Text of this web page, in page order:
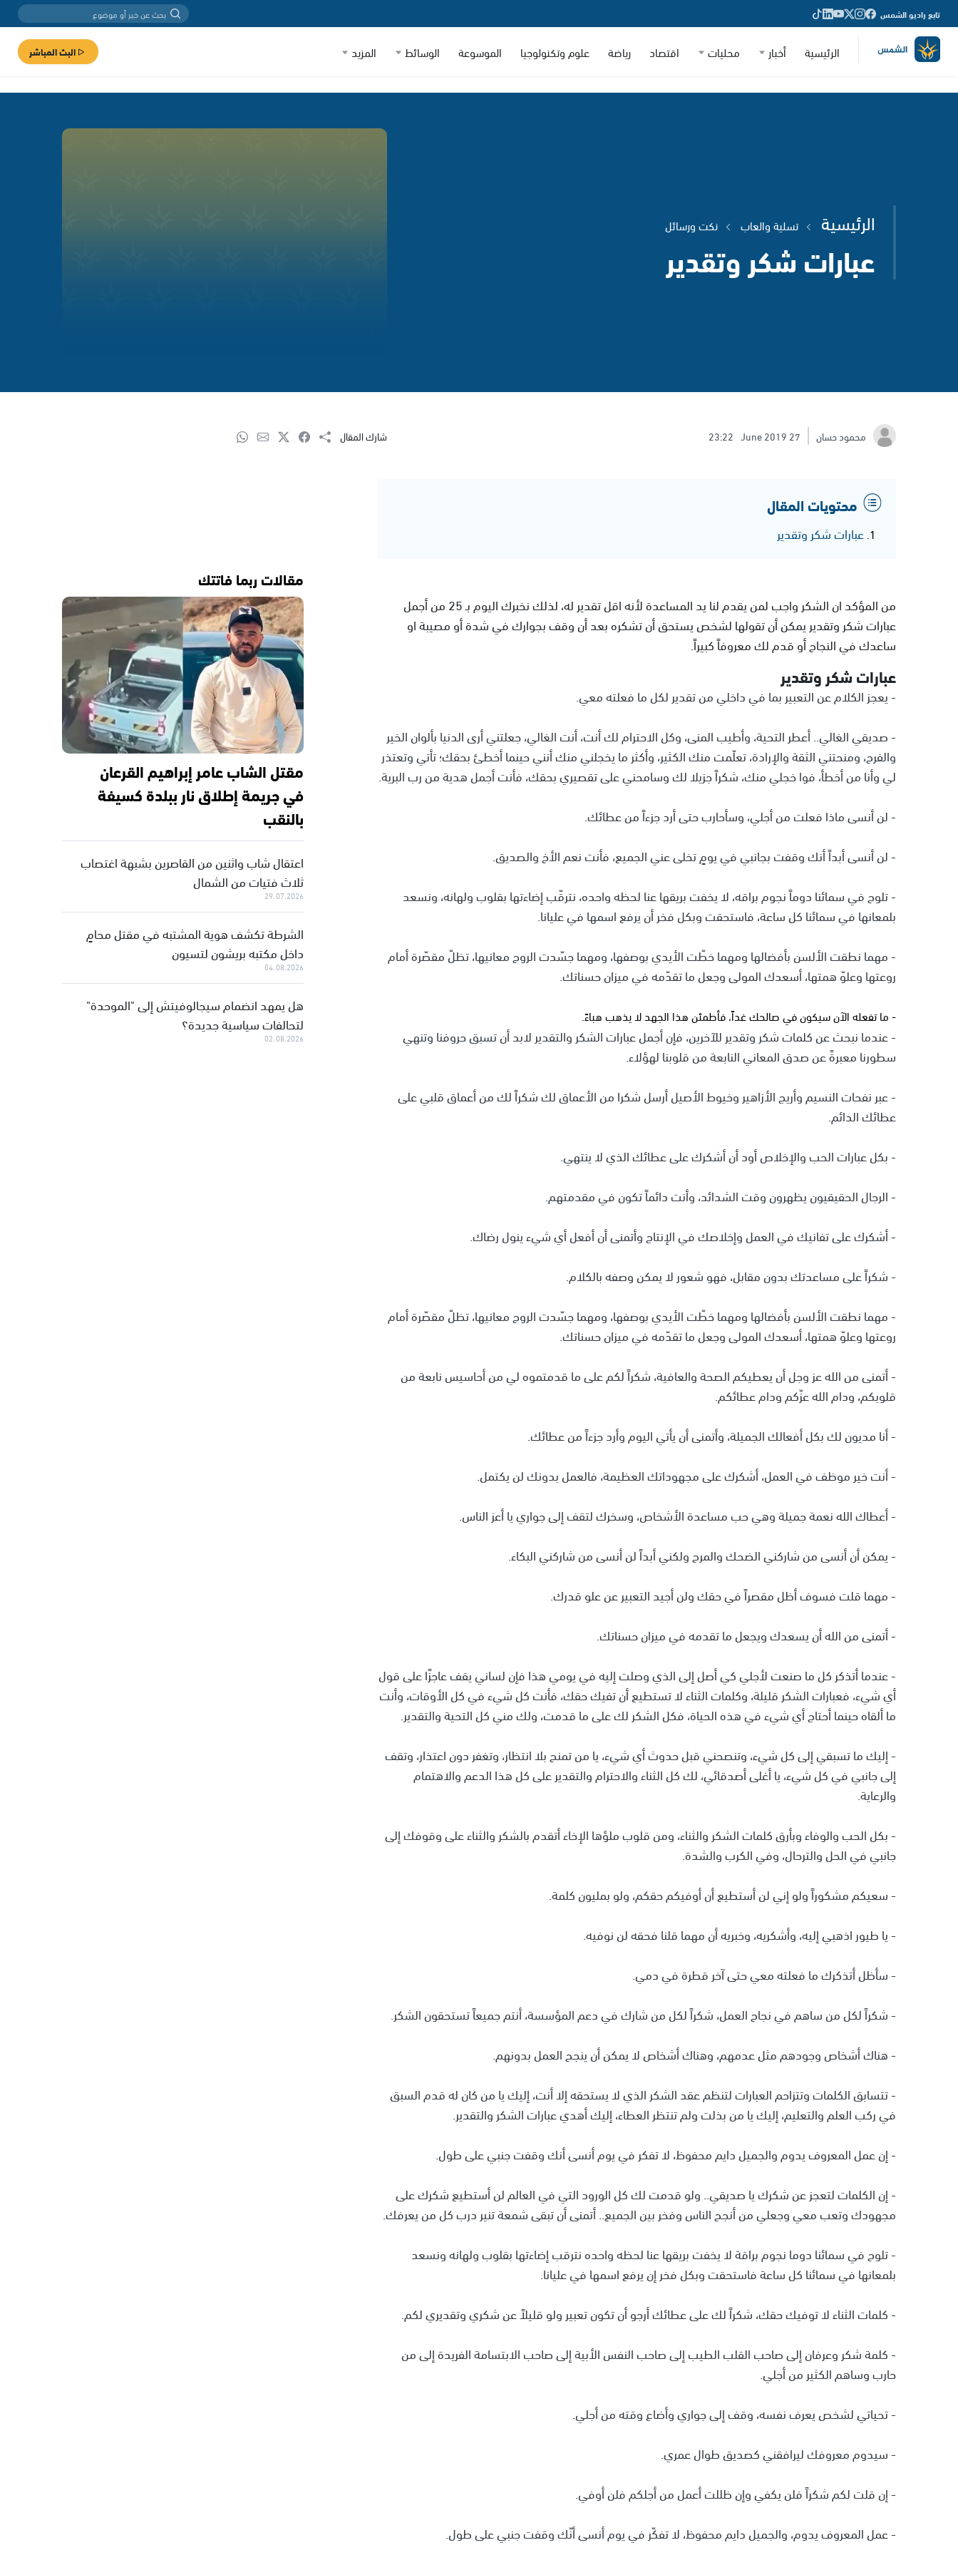
تابع راديو الشمس
الرئيسية أخبار محليات اقتصاد رياضة علوم وتكنولوجيا الموسوعة الوسائط المزيد البث المباشر
الرئيسية تسلية والعاب نكت ورسائل
عبارات شكر وتقدير
محمود حسان 27 June 2019
23:22 شارك المقال
محتويات المقال
عبارات شكر وتقدير
من المؤكد ان الشكر واجب لمن يقدم لنا يد المساعدة لأنه اقل تقدير له، لذلك نخبرك اليوم بـ 25 من أجمل
عبارات شكر وتقدير يمكن أن تقولها لشخص يستحق أن تشكره بعد أن وقف بجوارك في شدة أو مصيبة او
ساعدك في النجاح أو قدم لك معروفاً كبيراً.
عبارات شكر وتقدير
- يعجز الكلام عن التعبير بما في داخلي من تقدير لكل ما فعلته معي.
- صديقي الغالي.. أعطر التحية، وأطيب المنى، وكل الاحترام لك أنت، أنت الغالي، جعلتني أرى الدنيا بألوان الخير
والفرح، ومنحتني الثقة والإرادة، تعلّمت منك الكثير، وأكثر ما يخجلني منك أنني حينما أخطئ بحقك؛ تأتي وتعتذر
لي وأنا من أخطأ، فوا خجلي منك، شكراً جزيلا لك وسامحني على تقصيري بحقك، فأنت أجمل هدية من رب البرية.
- لن أنسى ماذا فعلت من أجلي، وسأحارب حتى أرد جزءاً من عطائك.
- لن أنسى أبداً أنك وقفت بجانبي في يومٍ تخلى عني الجميع، فأنت نعم الأخ والصديق.
- تلوح في سمائنا دوماً نجوم براقه، لا يخفت بريقها عنا لحظه واحده، نترقّب إضاءتها بقلوب ولهانه، ونسعد
بلمعانها في سمائنا كل ساعة، فاستحقت وبكل فخر أن يرفع اسمها في عليانا.
- مهما نطقت الألسن بأفضالها ومهما خطّت الأيدي بوصفها، ومهما جسّدت الروح معانيها، تظلّ مقصّرة أمام
روعتها وعلوّ همتها، أسعدك المولى وجعل ما تقدّمه في ميزان حسناتك.
- ما تفعله الآن سيكون في صالحك غداً، فأطمئن هذا الجهد لا يذهب هباءً.
- عندما نبحث عن كلمات شكر وتقدير للآخرين، فإن أجمل عبارات الشكر والتقدير لابد أن تسبق حروفنا وتنهي
سطورنا معبرةً عن صدق المعاني النابعة من قلوبنا لهؤلاء.
- عبر نفحات النسيم وأريج الأزاهير وخيوط الأصيل أرسل شكرا من الأعماق لك شكراً لك من أعماق قلبي على
عطائك الدائم.
- بكل عبارات الحب والإخلاص أود أن أشكرك على عطائك الذي لا ينتهي.
- الرجال الحقيقيون يظهرون وقت الشدائد، وأنت دائماً تكون في مقدمتهم.
- أشكرك على تفانيك في العمل وإخلاصك في الإنتاج وأتمنى أن أفعل أي شيء ينول رضاك.
- شكراً على مساعدتك بدون مقابل، فهو شعور لا يمكن وصفه بالكلام.
- مهما نطقت الألسن بأفضالها ومهما خطّت الأيدي بوصفها، ومهما جسّدت الروح معانيها، تظلّ مقصّرة أمام
روعتها وعلوّ همتها، أسعدك المولى وجعل ما تقدّمه في ميزان حسناتك.
- أتمنى من الله عز وجل أن يعطيكم الصحة والعافية، شكراً لكم على ما قدمتموه لي من أحاسيس نابعة من
قلوبكم، ودام الله عزّكم ودام عطائكم.
- أنا مديون لك بكل أفعالك الجميلة، وأتمنى أن يأتي اليوم وأرد جزءاً من عطائك.
- أنت خير موظف في العمل، أشكرك على مجهوداتك العظيمة، فالعمل بدونك لن يكتمل.
- أعطاك الله نعمة جميلة وهي حب مساعدة الأشخاص، وسخرك لتقف إلى جواري يا أعز الناس.
- يمكن أن أنسى من شاركني الضحك والمرح ولكني أبداً لن أنسى من شاركني البكاء.
- مهما قلت فسوف أظل مقصراً في حقك ولن أجيد التعبير عن علو قدرك.
- أتمنى من الله أن يسعدك ويجعل ما تقدمه في ميزان حسناتك.
- عندما أتذكر كل ما صنعت لأجلي كي أصل إلى الذي وصلت إليه في يومي هذا فإن لساني يقف عاجزًا على قول
أي شيء، فعبارات الشكر قليلة، وكلمات الثناء لا تستطيع أن تفيك حقك، فأنت كل شيء في كل الأوقات، وأنت
ما ألقاه حينما أحتاج أي شيء في هذه الحياة، فكل الشكر لك على ما قدمت، ولك مني كل التحية والتقدير.
- إليك ما تسبقي إلى كل شيء، وتنصحني قبل حدوث أي شيء، يا من تمنح بلا انتظار، وتغفر دون اعتذار، وتقف
إلى جانبي في كل شيء، يا أغلى أصدقائي، لك كل الثناء والاحترام والتقدير على كل هذا الدعم والاهتمام
والرعاية.
- بكل الحب والوفاء وبأرق كلمات الشكر والثناء، ومن قلوب ملؤها الإخاء أتقدم بالشكر والثناء على وقوفك إلى
جانبي في الحل والترحال، وفي الكرب والشدة.
- سعيكم مشكوراً ولو إني لن أستطيع أن أوفيكم حقكم، ولو بمليون كلمة.
- يا طيور اذهبي إليه، وأشكريه، وخبريه أن مهما قلنا فحقه لن نوفيه.
- سأظل أتذكرك ما فعلته معي حتى آخر قطرة في دمي.
- شكراً لكل من ساهم في نجاح العمل، شكراً لكل من شارك في دعم المؤسسة، أنتم جميعاً تستحقون الشكر.
- هناك أشخاص وجودهم مثل عدمهم، وهناك أشخاص لا يمكن أن ينجح العمل بدونهم.
- تتسابق الكلمات وتتزاحم العبارات لتنظم عقد الشكر الذي لا يستحقه إلا أنت، إليك يا من كان له قدم السبق
في ركب العلم والتعليم، إليك يا من بذلت ولم تنتظر العطاء، إليك أهدي عبارات الشكر والتقدير.
- إن عمل المعروف يدوم والجميل دايم محفوظ، لا تفكر في يوم أنسى أنك وقفت جنبي على طول.
- إن الكلمات لتعجز عن شكرك يا صديقي.. ولو قدمت لك كل الورود التي في العالم لن أستطيع شكرك على
مجهودك وتعب معي وجعلي من أنجح الناس وفخر بين الجميع.. أتمنى أن تبقى شمعة تنير درب كل من يعرفك.
- تلوح في سمائنا دوما نجوم براقة لا يخفت بريقها عنا لحظه واحده نترقب إضاءتها بقلوب ولهانه ونسعد
بلمعانها في سمائنا كل ساعة فاستحقت وبكل فخر إن يرفع اسمها في عليانا.
- كلمات الثناء لا توفيك حقك، شكراً لك على عطائك أرجو أن تكون تعبير ولو قليلاً عن شكري وتقديري لكم.
- كلمة شكر وعرفان إلى صاحب القلب الطيب إلى صاحب النفس الأبية إلى صاحب الابتسامة الفريدة إلى من
حارب وساهم الكثير من أجلي.
- تحياتي لشخص يعرف نفسه، وقف إلى جواري وأضاع وقته من أجلي.
- سيدوم معروفك ليرافقني كصديق طوال عمري.
- إن قلت لكم شكراً فلن يكفي وإن ظللت أعمل من أجلكم فلن أوفي.
- عمل المعروف يدوم، والجميل دايم محفوظ، لا تفكّر في يوم أنسى أنّك وقفت جنبي على طول.
مقالات ربما فاتتك
مقتل الشاب عامر إبراهيم القرعان
في جريمة إطلاق نار ببلدة كسيفة
بالنقب
اعتقال شاب واثنين من القاصرين بشبهة اغتصاب
ثلاث فتيات من الشمال
29.07.2026
الشرطة تكشف هوية المشتبه في مقتل محامٍ
داخل مكتبه بريشون لتسيون
04.08.2026
هل يمهد انضمام سيجالوفيتش إلى "الموحدة"
لتحالفات سياسية جديدة؟
02.08.2026